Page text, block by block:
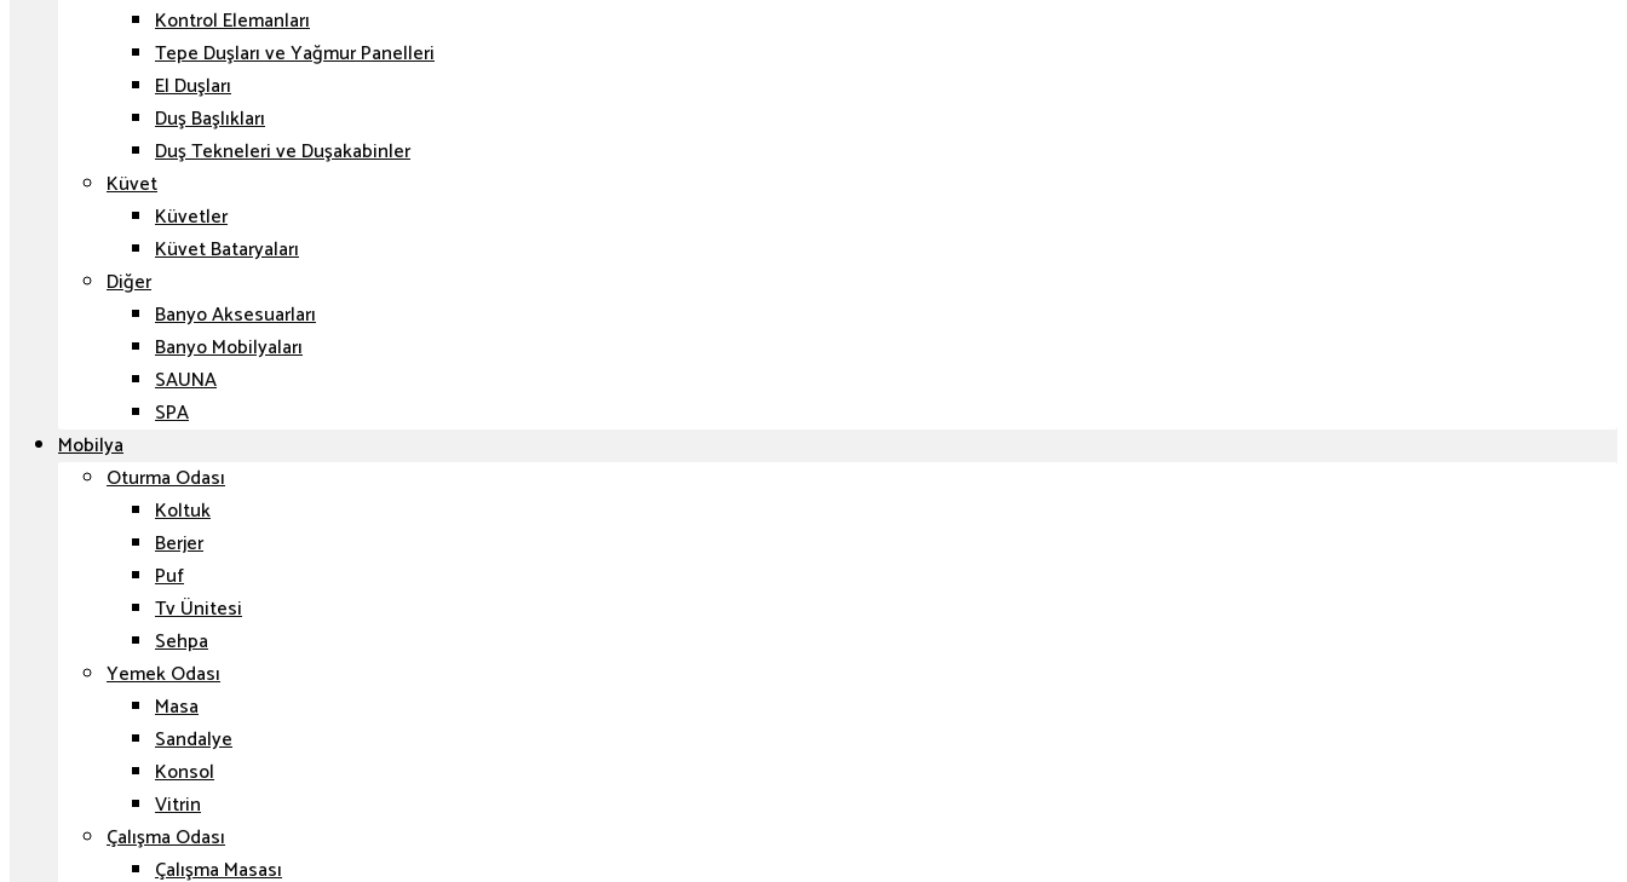
Kontrol Elemanları
Tepe Duşları ve Yağmur Panelleri
El Duşları
Duş Başlıkları
Duş Tekneleri ve Duşakabinler
Küvet
Küvetler
Küvet Bataryaları
Diğer
Banyo Aksesuarları
Banyo Mobilyaları
SAUNA
SPA
Mobilya
Oturma Odası
Koltuk
Berjer
Puf
Tv Ünitesi
Sehpa
Yemek Odası
Masa
Sandalye
Konsol
Vitrin
Çalışma Odası
Çalışma Masası